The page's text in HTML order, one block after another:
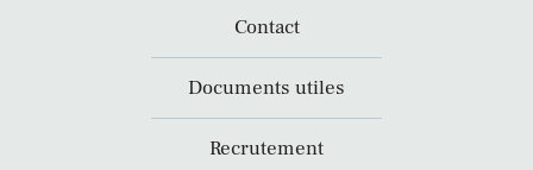
Contact
Documents utiles
Recrutement